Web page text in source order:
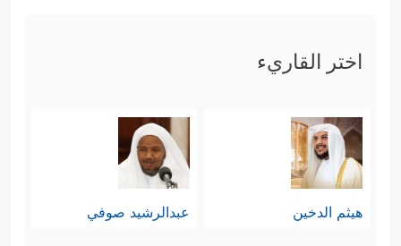
اختر القاريء
هيثم الدخين عبدالرشيد صوفي